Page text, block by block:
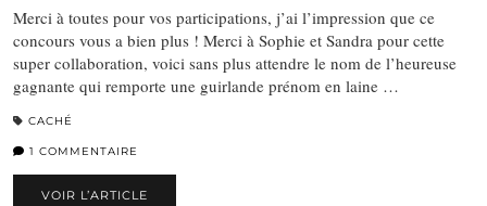
Merci à toutes pour vos participations, j’ai l’impression que ce
concours vous a bien plus ! Merci à Sophie et Sandra pour cette
super collaboration, voici sans plus attendre le nom de l’heureuse
gagnante qui remporte une guirlande prénom en laine …
CACHÉ
1 COMMENTAIRE
VOIR L’ARTICLE